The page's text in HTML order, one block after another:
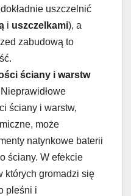
uszczelnić
i uszczelkami), a
zabudową to
ściany i warstw
Nieprawidłowe
ściany i warstw,
może
natynkowe baterii
ściany. W efekcie
których gromadzi się
pleśni i